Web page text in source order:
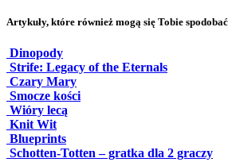
Artykuły, które również mogą się Tobie spodobać
Dinopody
Strife: Legacy of the Eternals
Czary Mary
Smocze kości
Wióry lecą
Knit Wit
Blueprints
Schotten-Totten – gratka dla 2 graczy